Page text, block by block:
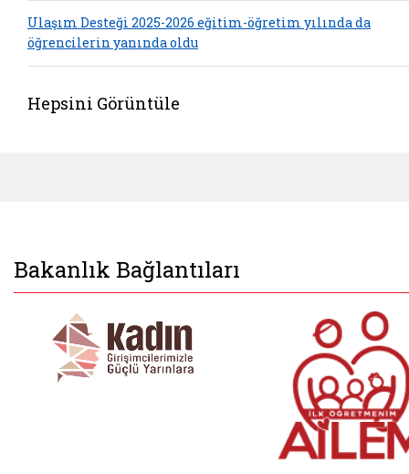
Ulaşım Desteği 2025-2026 eğitim-öğretim yılında da
öğrencilerin yanında oldu
Hepsini Görüntüle
Bakanlık Bağlantıları